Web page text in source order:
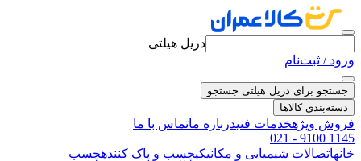
دریل هیلتی
ورود / ثبت‌نام
جستجو برای دریل هیلتی جستجو
دسته‌بندی کالاها
فروش ویژهخدمات فنیدرباره ماتماس با ما
021 - 9100 1145
خانهاتصالات شیمیایی و مکانیکیچسب و پاک کنندهچسب